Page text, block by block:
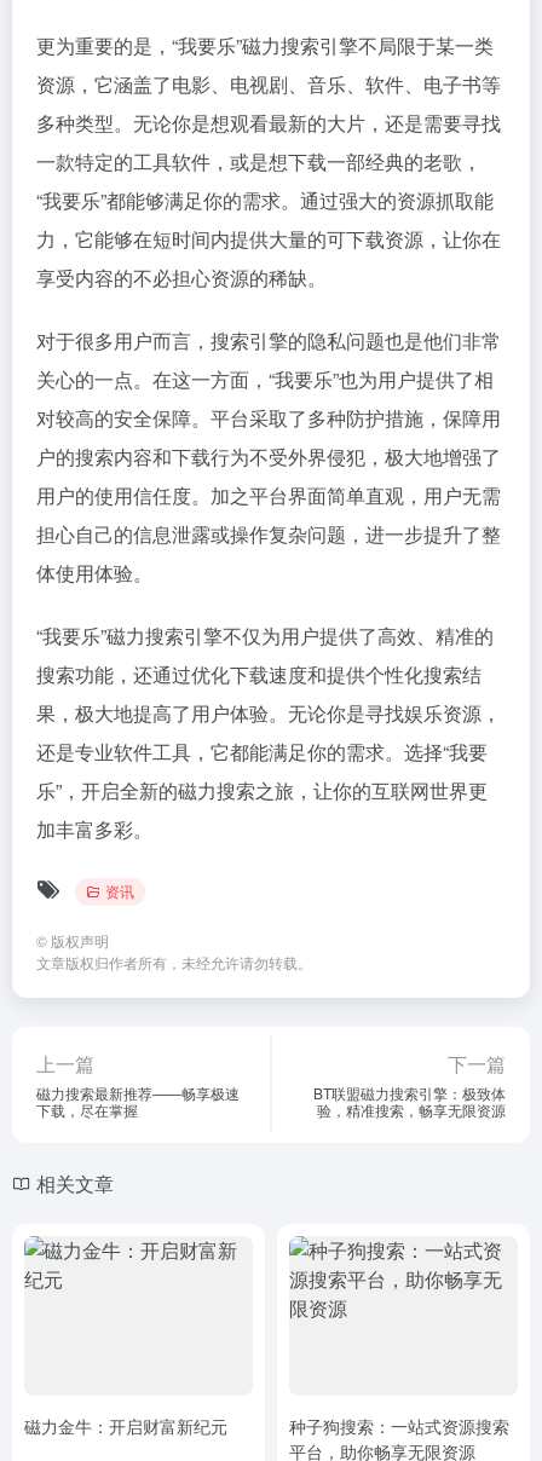
更为重要的是，“我要乐”磁力搜索引擎不局限于某一类
资源，它涵盖了电影、电视剧、音乐、软件、电子书等
多种类型。无论你是想观看最新的大片，还是需要寻找
一款特定的工具软件，或是想下载一部经典的老歌，
“我要乐”都能够满足你的需求。通过强大的资源抓取能
力，它能够在短时间内提供大量的可下载资源，让你在
享受内容的不必担心资源的稀缺。
对于很多用户而言，搜索引擎的隐私问题也是他们非常
关心的一点。在这一方面，“我要乐”也为用户提供了相
对较高的安全保障。平台采取了多种防护措施，保障用
户的搜索内容和下载行为不受外界侵犯，极大地增强了
用户的使用信任度。加之平台界面简单直观，用户无需
担心自己的信息泄露或操作复杂问题，进一步提升了整
体使用体验。
“我要乐”磁力搜索引擎不仅为用户提供了高效、精准的
搜索功能，还通过优化下载速度和提供个性化搜索结
果，极大地提高了用户体验。无论你是寻找娱乐资源，
还是专业软件工具，它都能满足你的需求。选择“我要
乐”，开启全新的磁力搜索之旅，让你的互联网世界更
加丰富多彩。
资讯
© 版权声明
文章版权归作者所有，未经允许请勿转载。
上一篇
磁力搜索最新推荐——畅享极速
下载，尽在掌握
下一篇
BT联盟磁力搜索引擎：极致体
验，精准搜索，畅享无限资源
相关文章
磁力金牛：开启财富新纪元
种子狗搜索：一站式资源搜索
平台，助你畅享无限资源